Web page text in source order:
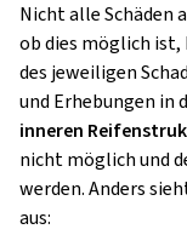
Nicht alle Schäden
ob dies möglich
des jeweiligen
und Erhebungen in
inneren
nicht möglich und
werden. Anders
aus: